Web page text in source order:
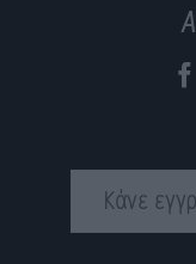
Κάνε